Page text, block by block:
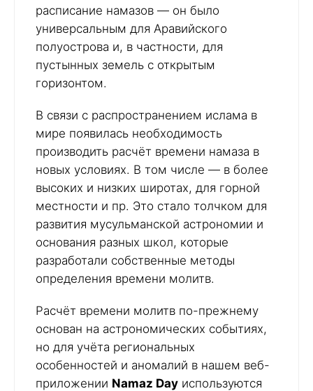
расписание намазов — он было
универсальным для Аравийского
полуострова и, в частности, для
пустынных земель с открытым
горизонтом.
В связи с распространением ислама в
мире появилась необходимость
производить расчёт времени намаза в
новых условиях. В том числе — в более
высоких и низких широтах, для горной
местности и пр. Это стало толчком для
развития мусульманской астрономии и
основания разных школ, которые
разработали собственные методы
определения времени молитв.
Расчёт времени молитв по-прежнему
основан на астрономических событиях,
но для учёта региональных
особенностей и аномалий в нашем веб-
приложении Namaz Day используются